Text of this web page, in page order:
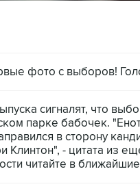
фото с выборов!
сигналят, что
парке бабочек.
в сторону
Клинтон", - цитата из
читайте в